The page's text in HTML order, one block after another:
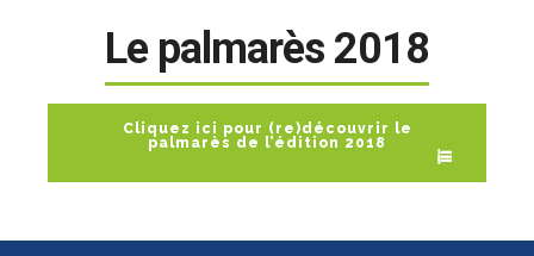
Le palmarès 2018
Cliquez ici pour (re)découvrir le
palmarès de l’édition 2018